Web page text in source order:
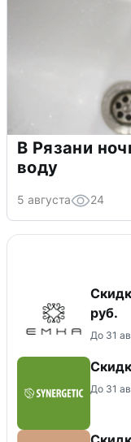
В Рязани
воду
5 августа 24
руб.
До 31
До 31